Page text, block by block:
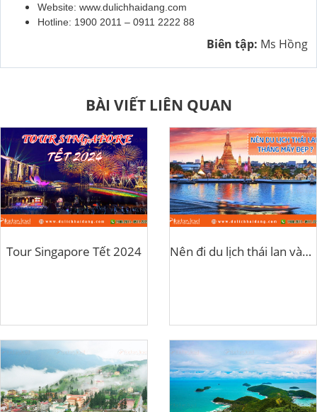
Website: www.dulichhaidang.com
Hotline: 1900 2011 – 0911 2222 88
Biên tập: Ms Hồng
BÀI VIẾT LIÊN QUAN
Tour Singapore Tết 2024 Nên đi du lịch thái lan vào tháng mấy?